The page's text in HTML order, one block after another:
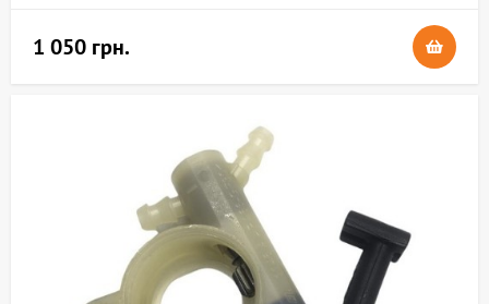
1 050 грн.